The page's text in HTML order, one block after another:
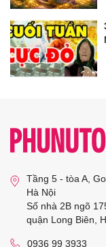
Tầng 5 - tòa A,
Hà Nội
Số nhà 2B ngõ
quận Long Biên,
0936 99 3933